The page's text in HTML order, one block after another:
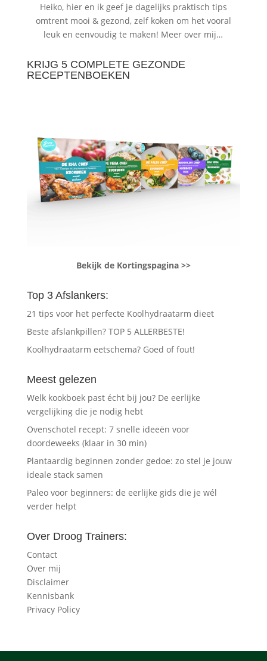
Heiko, hier en ik geef je dagelijks praktisch tips
omtrent mooi & gezond, zelf koken om het vooral
leuk en eenvoudig te maken! Meer over mij…
KRIJG 5 COMPLETE GEZONDE
RECEPTENBOEKEN
Bekijk de Kortingspagina >>
Top 3 Afslankers:
21 tips voor het perfecte Koolhydraatarm dieet
Beste afslankpillen? TOP 5 ALLERBESTE!
Koolhydraatarm eetschema? Goed of fout!
Meest gelezen
Welk kookboek past écht bij jou? De eerlijke
vergelijking die je nodig hebt
Ovenschotel recept: 7 snelle ideeën voor
doordeweeks (klaar in 30 min)
Plantaardig beginnen zonder gedoe: zo stel je jouw
ideale stack samen
Paleo voor beginners: de eerlijke gids die je wél
verder helpt
Over Droog Trainers:
Contact
Over mij
Disclaimer
Kennisbank
Privacy Policy